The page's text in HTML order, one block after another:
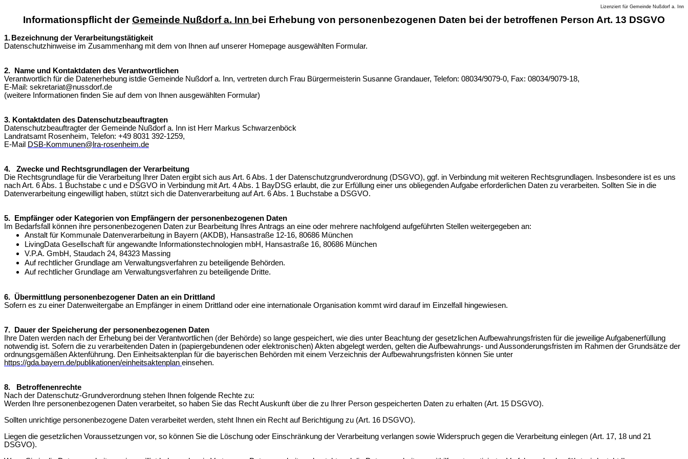
Lizenziert für Gemeinde Nußdorf a. Inn
Informationspflicht derGemeinde Nußdorf a. Inn bei Erhebung von personenbezogenen Daten bei der betroffenen Person Art. 13 DSGVO
1. Bezeichnung der Verarbeitungstätigkeit
Datenschutzhinweise im Zusammenhang mit dem von Ihnen auf unserer Homepage ausgewählten Formular.
2.
Name und Kontaktdaten des Verantwortlichen
Verantwortlich für die Datenerhebung istdie Gemeinde Nußdorf a. Inn, vertreten durch Frau Bürgermeisterin Susanne Grandauer, Telefon: 08034/9079-0, Fax: 08034/9079-18,
E-Mail: sekretariat@nussdorf.de
(weitere Informationen finden Sie auf dem von Ihnen ausgewählten Formular)
3. Kontaktdaten des Datenschutzbeauftragten
Datenschutzbeauftragter der Gemeinde Nußdorf a. Inn ist Herr Markus Schwarzenböck
Landratsamt Rosenheim, Telefon: +49 8031 392-1259,
E-Mail DSB-Kommunen@lra-rosenheim.de
4. Zwecke und Rechtsgrundlagen der Verarbeitung
Die Rechtsgrundlage für die Verarbeitung Ihrer Daten ergibt sich aus Art. 6 Abs. 1 der Datenschutzgrundverordnung (DSGVO), ggf. in Verbindung mit weiteren Rechtsgrundlagen. Insbesondere ist es uns
nach Art. 6 Abs. 1 Buchstabe c und e DSGVO in Verbindung mit Art. 4 Abs. 1 BayDSG erlaubt, die zur Erfüllung einer uns obliegenden Aufgabe erforderlichen Daten zu verarbeiten. Sollten Sie in die
Datenverarbeitung eingewilligt haben, stützt sich die Datenverarbeitung auf Art. 6 Abs. 1 Buchstabe a DSGVO.
5. Empfänger oder Kategorien von Empfängern der personenbezogenen Daten
Im Bedarfsfall können ihre personenbezogenen Daten zur Bearbeitung Ihres Antrags an eine oder mehrere nachfolgend aufgeführten Stellen weitergegeben an:
Anstalt für Kommunale Datenverarbeitung in Bayern (AKDB), Hansastraße 12-16, 80686 München
LivingData Gesellschaft für angewandte Informationstechnologien mbH, Hansastraße 16, 80686 München
V.P.A. GmbH, Staudach 24, 84323 Massing
Auf rechtlicher Grundlage am Verwaltungsverfahren zu beteiligende Behörden.
Auf rechtlicher Grundlage am Verwaltungsverfahren zu beteiligende Dritte.
6. Übermittlung personenbezogener Daten an ein Drittland
Sofern es zu einer Datenweitergabe an Empfänger in einem Drittland oder eine internationale Organisation kommt wird darauf im Einzelfall hingewiesen.
7. Dauer der Speicherung der personenbezogenen Daten
Ihre Daten werden nach der Erhebung bei der Verantwortlichen (der Behörde) so lange gespeichert, wie dies unter Beachtung der gesetzlichen Aufbewahrungsfristen für die jeweilige Aufgabenerfüllung
notwendig ist. Sofern die zu verarbeitenden Daten in (papiergebundenen oder elektronischen) Akten abgelegt werden, gelten die Aufbewahrungs- und Aussonderungsfristen im Rahmen der Grundsätze der
ordnungsgemäßen Aktenführung. Den Einheitsaktenplan für die bayerischen Behörden mit einem Verzeichnis der Aufbewahrungsfristen können Sie unter
https://gda.bayern.de/publikationen/einheitsaktenplan einsehen.
8. Betroffenenrechte
Nach der Datenschutz-Grundverordnung stehen Ihnen folgende Rechte zu:
Werden Ihre personenbezogenen Daten verarbeitet, so haben Sie das Recht Auskunft über die zu Ihrer Person gespeicherten Daten zu erhalten (Art. 15 DSGVO).
Sollten unrichtige personenbezogene Daten verarbeitet werden, steht Ihnen ein Recht auf Berichtigung zu (Art. 16 DSGVO).
Liegen die gesetzlichen Voraussetzungen vor, so können Sie die Löschung oder Einschränkung der Verarbeitung verlangen sowie Widerspruch gegen die Verarbeitung einlegen (Art. 17, 18 und 21
DSGVO).